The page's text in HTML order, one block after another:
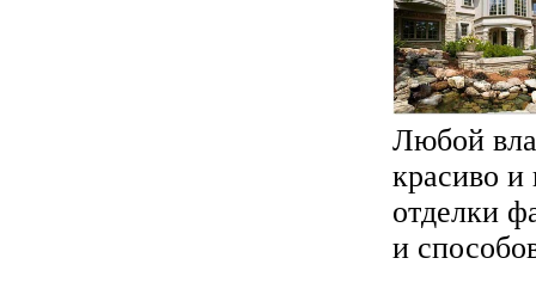
Любой
красиво
отделки
и